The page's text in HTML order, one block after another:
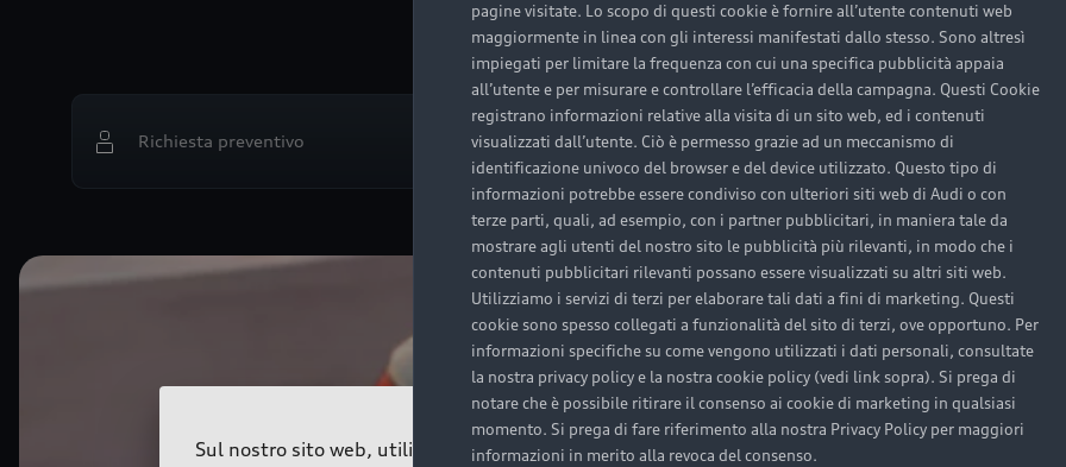
Sul nostro sito web, utilizziamo servizi (anche da parte di fornitori terzi) che ci aiutano a
pagine visitate. Lo scopo di questi cookie è fornire all’utente contenuti web
maggiormente in linea con gli interessi manifestati dallo stesso. Sono altresì
impiegati per limitare la frequenza con cui una specifica pubblicità appaia
all’utente e per misurare e controllare l’efficacia della campagna. Questi Cookie
registrano informazioni relative alla visita di un sito web, ed i contenuti
visualizzati dall’utente. Ciò è permesso grazie ad un meccanismo di
identificazione univoco del browser e del device utilizzato. Questo tipo di
informazioni potrebbe essere condiviso con ulteriori siti web di Audi o con
terze parti, quali, ad esempio, con i partner pubblicitari, in maniera tale da
mostrare agli utenti del nostro sito le pubblicità più rilevanti, in modo che i
contenuti pubblicitari rilevanti possano essere visualizzati su altri siti web.
Utilizziamo i servizi di terzi per elaborare tali dati a fini di marketing. Questi
cookie sono spesso collegati a funzionalità del sito di terzi, ove opportuno. Per
informazioni specifiche su come vengono utilizzati i dati personali, consultate
la nostra privacy policy e la nostra cookie policy (vedi link sopra). Si prega di
notare che è possibile ritirare il consenso ai cookie di marketing in qualsiasi
momento. Si prega di fare riferimento alla nostra Privacy Policy per maggiori
informazioni in merito alla revoca del consenso.
Richiesta preventivo Richiesta Test Drive
App